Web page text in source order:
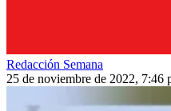
Redacción Semana
25 de noviembre de 2022, 7:46